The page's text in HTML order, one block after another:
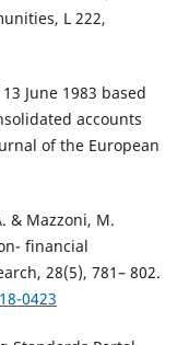
L 222,
June 1983 based
accounts
of the European
& Mazzoni, M.
financial
28(5), 781– 802.
0423